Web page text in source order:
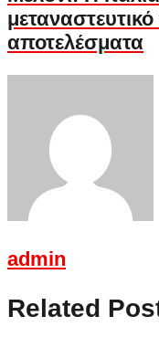
αποτελέσματα
admin
Related